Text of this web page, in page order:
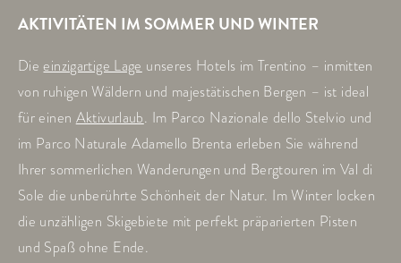
AKTIVITÄTEN IM SOMMER UND WINTER
Die einzigartige Lage unseres Hotels im Trentino – inmitten
von ruhigen Wäldern und majestätischen Bergen – ist ideal
für einen Aktivurlaub. Im Parco Nazionale dello Stelvio und
im Parco Naturale Adamello Brenta erleben Sie während
Ihrer sommerlichen Wanderungen und Bergtouren im Val di
Sole die unberührte Schönheit der Natur. Im Winter locken
die unzähligen Skigebiete mit perfekt präparierten Pisten
und Spaß ohne Ende.